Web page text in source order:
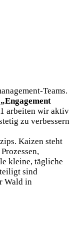
Teams.
„Engagement
arbeiten wir aktiv
zu verbessern
Kaizen steht
kleine, tägliche
sind
Wald in